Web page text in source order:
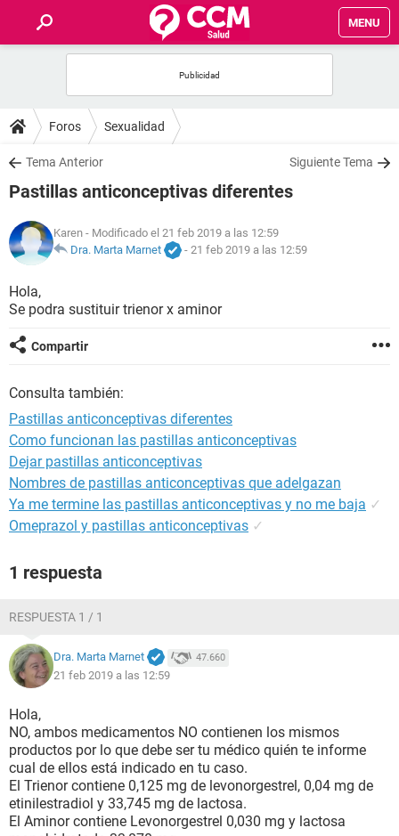
MENU
FOROS
SALUD
NUTRICIÓN
BIENESTAR
SEXUALIDAD
GLOSARIO
Foros Sexualidad
Tema Anterior Siguiente Tema
Pastillas anticonceptivas diferentes
Karen - Modificado el 21 feb 2019 a las 12:59
Dra. Marta Marnet
- 21 feb 2019 a las 12:59
Hola,
Se podra sustituir trienor x aminor
Compartir
Consulta también:
Pastillas anticonceptivas diferentes
Como funcionan las pastillas anticonceptivas
Dejar pastillas anticonceptivas
Nombres de pastillas anticonceptivas que adelgazan
Ya me termine las pastillas anticonceptivas y no me baja ✓
Omeprazol y pastillas anticonceptivas ✓
1 respuesta
RESPUESTA 1 / 1
Dra. Marta Marnet 47.660
21 feb 2019 a las 12:59
Hola,
NO, ambos medicamentos NO contienen los mismos
productos por lo que debe ser tu médico quién te informe
cual de ellos está indicado en tu caso.
El Trienor contiene 0,125 mg de levonorgestrel, 0,04 mg de
etinilestradiol y 33,745 mg de lactosa.
El Aminor contiene Levonorgestrel 0,030 mg y lactosa